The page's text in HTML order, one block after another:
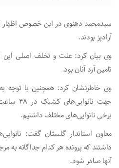
سیدمحمد دهنوی در این خصوص اظهار
آزادپز بودند.
وی بیان کرد: علت و تخلف اصلی این
تامین آرد آنان بود.
وی خاطرنشان کرد: همچنین با توجه به
جهت
برخی نانوایی‌های مختلف داشتیم.
معاون استاندار گلستان گفت:
داشتند که پرونده هر کدام جداگانه به
آنها صادر شود.